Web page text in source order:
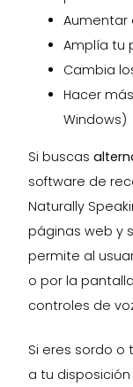
Aumentar
Amplía tu
Cambia
Hacer
Windows)
Si buscas
software de
Naturally
páginas web y
permite al
o por la
controles de
Si eres sordo o
a tu